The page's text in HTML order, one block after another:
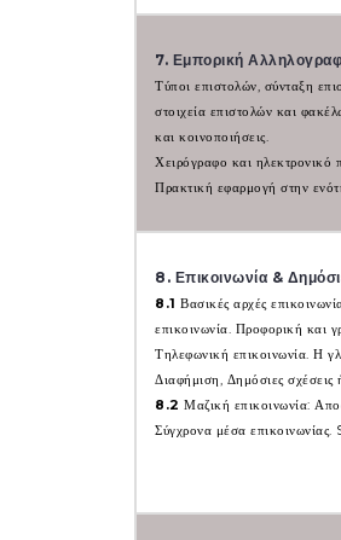
7. Εμπορική
Τύποι επιστολών, σύνταξη
στοιχεία επιστολών και
και κοινοποιήσεις.
Χειρόγραφο και ηλεκτρονικό
Πρακτική εφαρμογή στην
8. Επικοινωνία &
8.1 Βασικές αρχές
επικοινωνία. Προφορική και
Τηλεφωνική επικοινωνία. Η
Διαφήμιση, Δημόσιες σχέσεις
8.2 Μαζική επικοινωνία:
Σύγχρονα μέσα